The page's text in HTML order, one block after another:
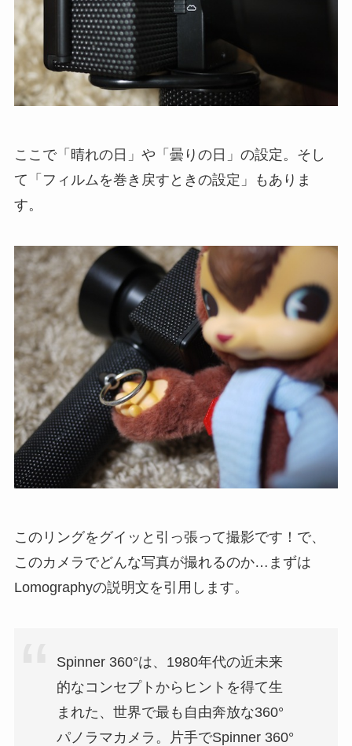
ここで「晴れの日」や「曇りの日」の設定。そし
て「フィルムを巻き戻すときの設定」もありま
す。
このリングをグイッと引っ張って撮影です！で、
このカメラでどんな写真が撮れるのか…まずは
Lomographyの説明文を引用します。
Spinner 360°は、1980年代の近未来
的なコンセプトからヒントを得て生
まれた、世界で最も自由奔放な360°
パノラマカメラ。片手でSpinner 360°